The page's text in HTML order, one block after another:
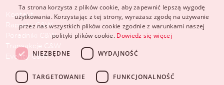
Kontakt
Raporty C&W
Poradniki C&W
Transakcje C&W
Eventy C&W
Ta strona korzysta z plików cookie, aby zapewnić lepszą wygodę
użytkowania. Korzystając z tej strony, wyrażasz zgodę na używanie
przez nas wszystkich plików cookie zgodnie z warunkami naszej
polityki plików cookie. Dowiedz się więcej
NIEZBĘDNE WYDAJNOŚĆ
TARGETOWANIE FUNKCJONALNOŚĆ